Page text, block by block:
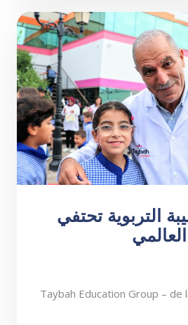
التربوية تحتفي
Taybah Education Group –